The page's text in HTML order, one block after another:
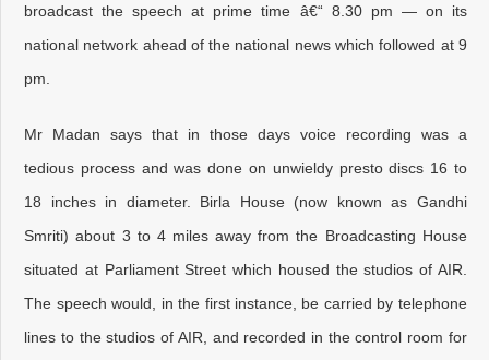
broadcast the speech at prime time â€“ 8.30 pm — on its
national network ahead of the national news which followed at 9
pm.
Mr Madan says that in those days voice recording was a
tedious process and was done on unwieldy presto discs 16 to
18 inches in diameter. Birla House (now known as Gandhi
Smriti) about 3 to 4 miles away from the Broadcasting House
situated at Parliament Street which housed the studios of AIR.
The speech would, in the first instance, be carried by telephone
lines to the studios of AIR, and recorded in the control room for